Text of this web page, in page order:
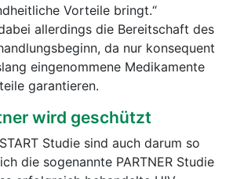
Vorteile bringt.“
allerdings die Bereitschaft des
da nur konsequent
eingenommene Medikamente
garantieren.
wird geschützt
Studie sind auch darum so
die sogenannte PARTNER Studie